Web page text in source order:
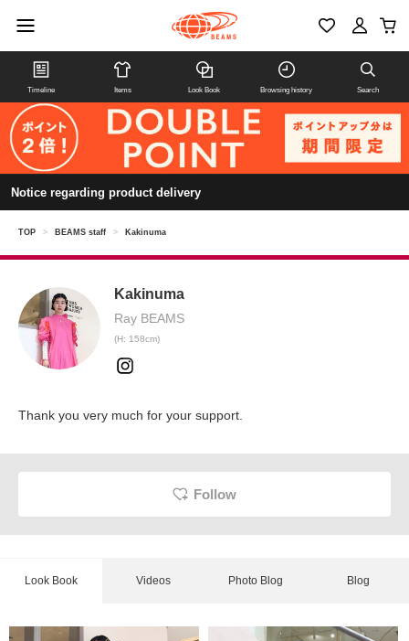
Timeline Items Look Book Browsing history Search
Notice regarding product delivery
TOP > BEAMS staff > Kakinuma
Kakinuma
Ray BEAMS
(H: 158cm)
Thank you very much for your support.
Follow
Look Book Videos Photo Blog Blog